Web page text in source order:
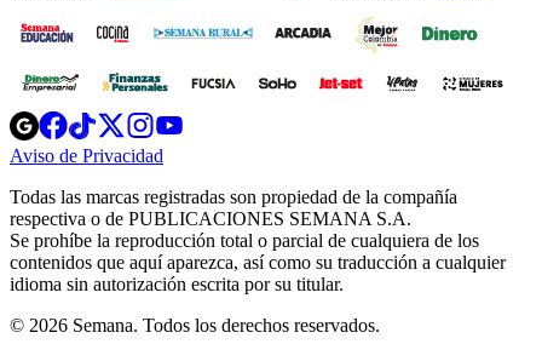
Opens
in
new
Opens
in
new
Opens
in
new
window
Opens
new
windowwindow
Aviso de Privacidad
new
window
Todas las marcas registradas son propiedad de la compañía
respectiva o de PUBLICACIONES SEMANA S.A.
Se prohíbe la reproducción total o parcial de cualquiera de los
contenidos que aquí aparezca, así como su traducción a cualquier
idioma sin autorización escrita por su titular.
© 2026 Semana. Todos los derechos reservados.